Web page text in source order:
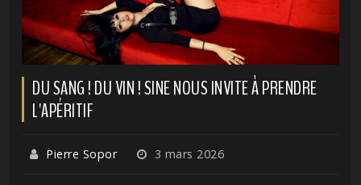
DU SANG ! DU VIN ! SINE NOUS INVITE À PRENDRE
L'APÉRITIF
Pierre Sopor 3 mars 2026